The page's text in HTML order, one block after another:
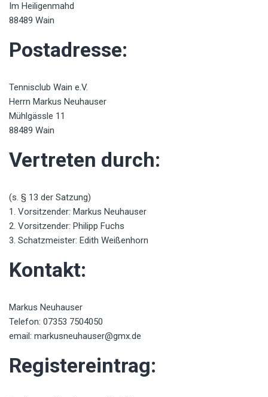
Im Heiligenmahd
88489 Wain
Postadresse:
Tennisclub Wain e.V.
Herrn Markus Neuhauser
Mühlgässle 11
88489 Wain
Vertreten durch:
(s. § 13 der Satzung)
1. Vorsitzender: Markus Neuhauser
2. Vorsitzender: Philipp Fuchs
3. Schatzmeister: Edith Weißenhorn
Kontakt:
Markus Neuhauser
Telefon: 07353 7504050
email: markusneuhauser@gmx.de
Registereintrag: